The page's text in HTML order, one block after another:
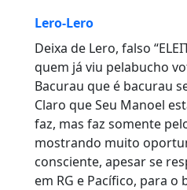
Lero-Lero
Deixa de Lero, falso
quem já viu pelabucho
Bacurau que é bacurau
Claro que Seu Manoel
faz, mas faz somente
mostrando muito
consciente, apesar se
em RG e Pacífico, para o